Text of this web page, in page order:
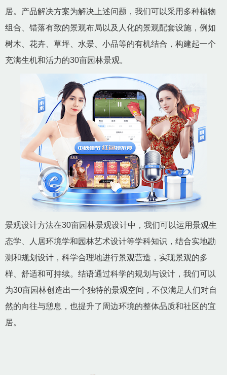
居。产品解决方案为解决上述问题，我们可以采用多种植物
组合、错落有致的景观布局以及人化的景观配套设施，例如
树木、花卉、草坪、水景、小品等的有机结合，构建起一个
充满生机和活力的30亩园林景观。
景观设计方法在30亩园林景观设计中，我们可以运用景观生
态学、人居环境学和园林艺术设计等学科知识，结合实地勘
测和规划设计，科学合理地进行景观营造，实现景观的多
样、舒适和可持续。结语通过科学的规划与设计，我们可以
为30亩园林创造出一个独特的景观空间，不仅满足人们对自
然的向往与憩息，也提升了周边环境的整体品质和社区的宜
居。